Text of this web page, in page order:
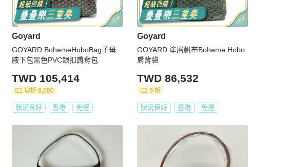
Goyard
GOYARD BohemeHoboBag子母
腋下包黑色PVC銀扣肩背包
TWD 105,414
現折 8,000
狀況良好 香港 免運
Goyard
GOYARD 塗層帆布Boheme Hobo
肩背袋
TWD 86,532
9 折
狀況良好 香港 免運